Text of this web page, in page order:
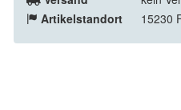
Artikelstandort
15230